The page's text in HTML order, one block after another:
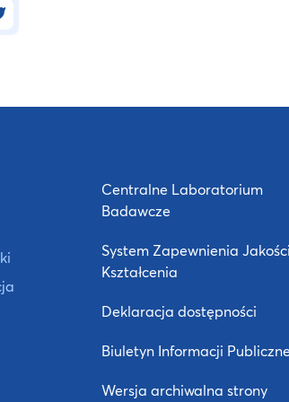
Centralne Laboratorium
Badawcze
System Zapewnienia Jakości
Kształcenia
Deklaracja dostępności
Biuletyn Informacji
Wersja archiwalna strony